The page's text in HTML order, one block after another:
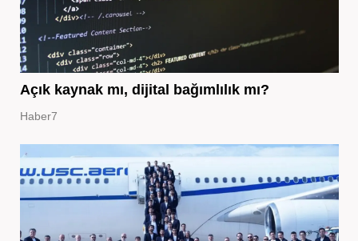
Açık kaynak mı, dijital bağımlılık mı?
Haber7